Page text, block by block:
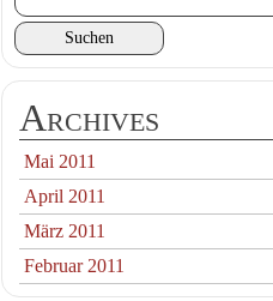
Archives
Mai 2011
April 2011
März 2011
Februar 2011